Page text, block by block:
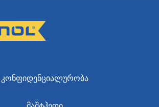
ᲙᲝᲜᲤᲘᲓᲔᲜᲪᲘᲐᲚᲣᲠᲝᲑᲐ